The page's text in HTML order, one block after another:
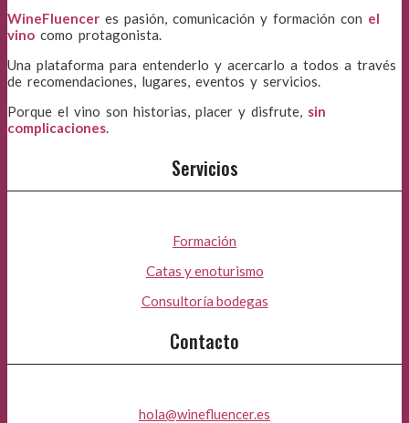
WineFluencer es pasión, comunicación y formación con el
vino como protagonista.
Una plataforma para entenderlo y acercarlo a todos a través
de recomendaciones, lugares, eventos y servicios.
Porque el vino son historias, placer y disfrute, sin
complicaciones.
Servicios
Formación
Catas y enoturismo
Consultoría bodegas
Contacto
hola@winefluencer.es